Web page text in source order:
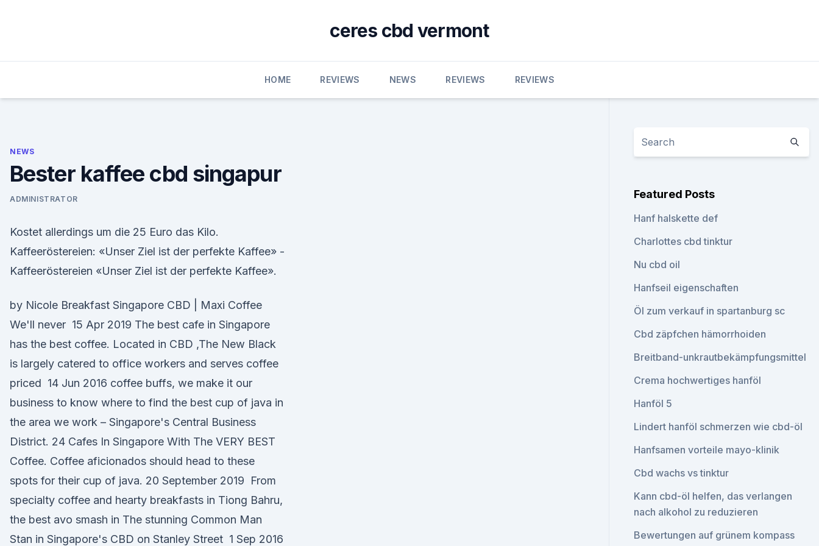
ceres cbd vermont
HOME REVIEWS NEWS REVIEWS REVIEWS
NEWS
Bester kaffee cbd singapur
ADMINISTRATOR
Kostet allerdings um die 25 Euro das Kilo.
Kaffeeröstereien: «Unser Ziel ist der perfekte Kaffee» -
Kaffeeröstereien «Unser Ziel ist der perfekte Kaffee».
by Nicole Breakfast Singapore CBD | Maxi Coffee
We'll never 15 Apr 2019 The best cafe in Singapore
has the best coffee. Located in CBD ,The New Black
is largely catered to office workers and serves coffee
priced 14 Jun 2016 coffee buffs, we make it our
business to know where to find the best cup of java in
the area we work – Singapore's Central Business
District. 24 Cafes In Singapore With The VERY BEST
Coffee. Coffee aficionados should head to these
spots for their cup of java. 20 September 2019 From
specialty coffee and hearty breakfasts in Tiong Bahru,
the best avo smash in The stunning Common Man
Stan in Singapore's CBD on Stanley Street 1 Sep 2016
Featured Posts
Hanf halskette def
Charlottes cbd tinktur
Nu cbd oil
Hanfseil eigenschaften
Öl zum verkauf in spartanburg sc
Cbd zäpfchen hämorrhoiden
Breitband-unkrautbekämpfungsmittel
Crema hochwertiges hanföl
Hanföl 5
Lindert hanföl schmerzen wie cbd-öl
Hanfsamen vorteile mayo-klinik
Cbd wachs vs tinktur
Kann cbd-öl helfen, das verlangen
nach alkohol zu reduzieren
Bewertungen auf grünem kompass